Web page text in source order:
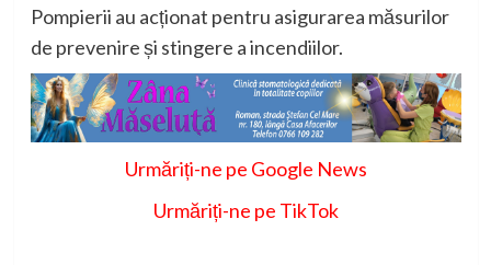
Pompierii au acționat pentru asigurarea măsurilor
de prevenire și stingere a incendiilor.
Urmăriți-ne pe Google News
Urmăriți-ne pe TikTok